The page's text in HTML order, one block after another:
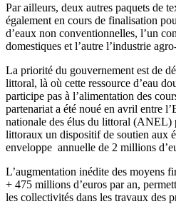
Par ailleurs, deux autres paquets de
également en cours de finalisation
d’eaux non conventionnelles, l’un
domestiques et l’autre l’industrie
La priorité du gouvernement est de
littoral, là où cette ressource d’eau
participe pas à l’alimentation des
partenariat a été noué en avril entre
nationale des élus du littoral (ANEL)
littoraux un dispositif de soutien aux
enveloppe annuelle de 2 millions
L’augmentation inédite des moyens
+ 475 millions d’euros par an,
les collectivités dans les travaux des